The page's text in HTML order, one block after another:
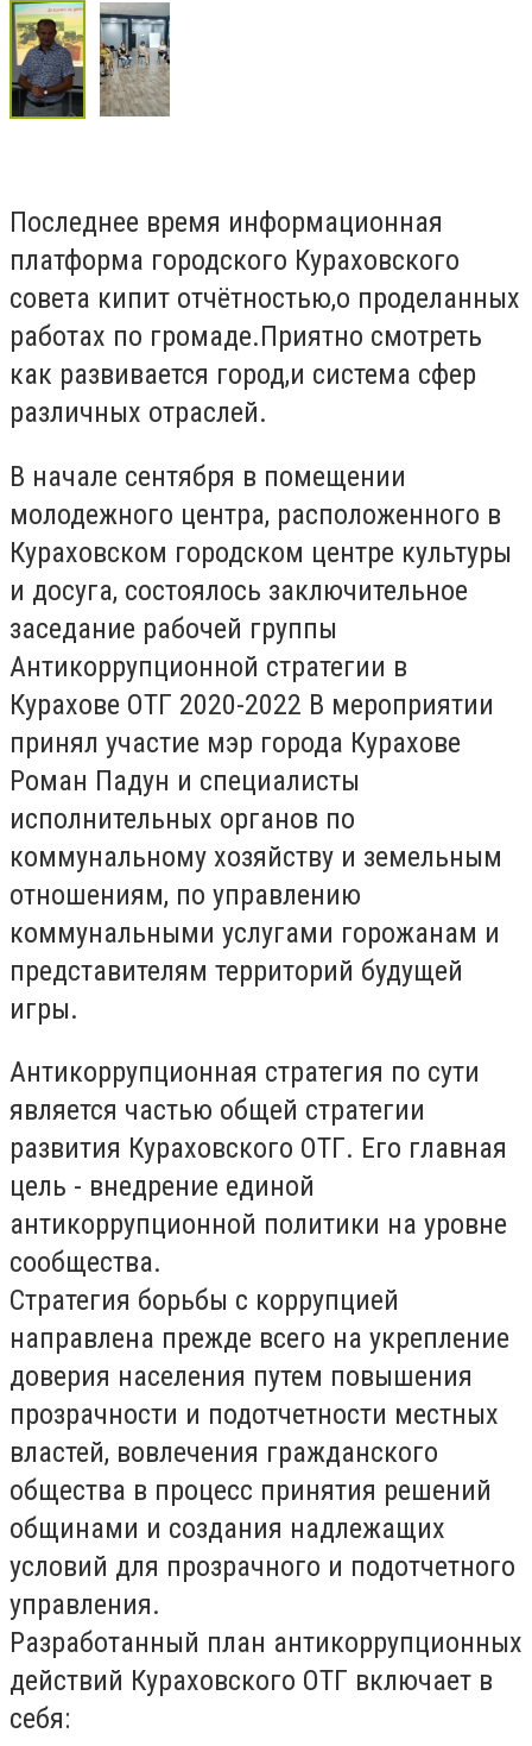
Последнее время информационная
платформа городского Кураховского
совета кипит отчётностью,о проделанных
работах по громаде.Приятно смотреть
как развивается город,и система сфер
различных отраслей.
В начале сентября в помещении
молодежного центра, расположенного в
Кураховском городском центре культуры
и досуга, состоялось заключительное
заседание рабочей группы
Антикоррупционной стратегии в
Курахове ОТГ 2020-2022 В мероприятии
принял участие мэр города Курахове
Роман Падун и специалисты
исполнительных органов по
коммунальному хозяйству и земельным
отношениям, по управлению
коммунальными услугами горожанам и
представителям территорий будущей
игры.
Антикоррупционная стратегия по сути
является частью общей стратегии
развития Кураховского ОТГ. Его главная
цель - внедрение единой
антикоррупционной политики на уровне
сообщества.
Стратегия борьбы с коррупцией
направлена прежде всего на укрепление
доверия населения путем повышения
прозрачности и подотчетности местных
властей, вовлечения гражданского
общества в процесс принятия решений
общинами и создания надлежащих
условий для прозрачного и подотчетного
управления.
Разработанный план антикоррупционных
действий Кураховского ОТГ включает в
себя: